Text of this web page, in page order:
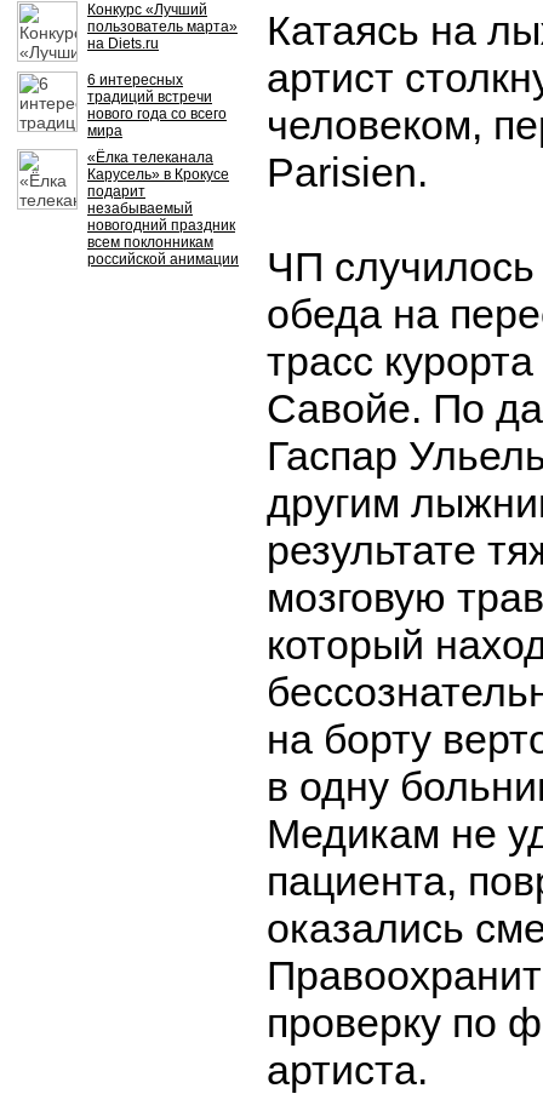
Конкурс «Лучший
пользователь марта»
на Diets.ru
6 интересных
традиций встречи
нового года со всего
мира
«Ёлка телеканала
Карусель» в Крокусе
подарит
незабываемый
новогодний праздник
всем поклонникам
российской анимации
Катаясь на
артист
человеком,
Parisien.
ЧП
обеда на
трасс
Савойе. По
Гаспар
другим
результате
мозговую
который
на борту
в одну
Медикам не
пациента,
оказались
проверку по
артиста.